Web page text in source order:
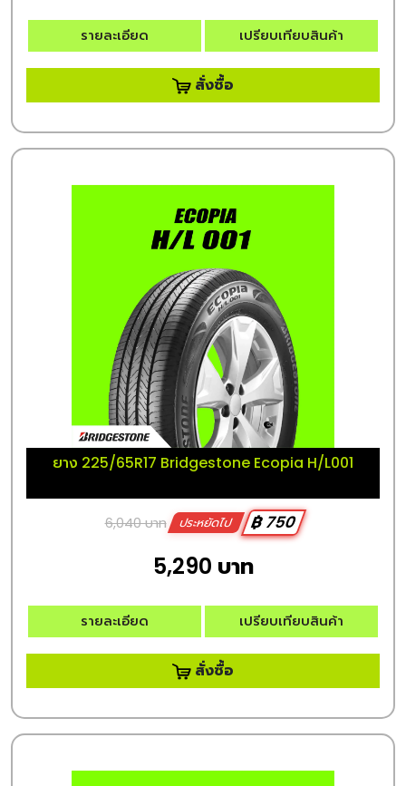
รายละเอียด เปรียบเทียบสินค้า
สั่งซื้อ
ยาง 225/65R17 Bridgestone Ecopia H/L001
6,040 บาท ประหยัดไป ฿ 750
5,290 บาท
รายละเอียด เปรียบเทียบสินค้า
สั่งซื้อ